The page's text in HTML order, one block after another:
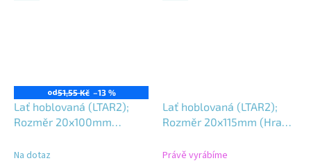
od51,55 Kč –13 %
Lať hoblovaná (LTAR2);
Rozměr 20x100mm
modřín (JMD); Vlhkost
Na dotaz
Lať hoblovaná (LTAR2);
Rozměr 20x115mm (Hrana
(JMD); Vlhkost 16±3%;
Právě vyrábíme